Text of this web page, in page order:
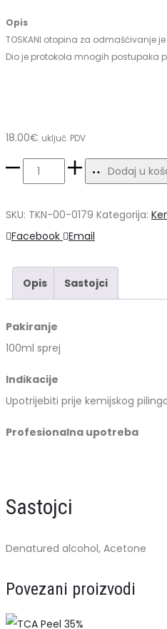
Opis
TOSKANI otopina za odmašćivanje
Dio je protokola mnogih postupaka
18.00€ uključ. PDV
Toskani
Solution
100ml
odmašćivač
kože
Dodaj u
SKU: TKN-00-0179 Kategorija:
Share
Facebook Email
Opis Sastojci
Pakiranje
100ml sprej
Indikacije
Upotrijebiti prije kemijskog
Profesionalna upotreba
Sastojci
Denatured alcohol, Acetone
Povezani proizvodi